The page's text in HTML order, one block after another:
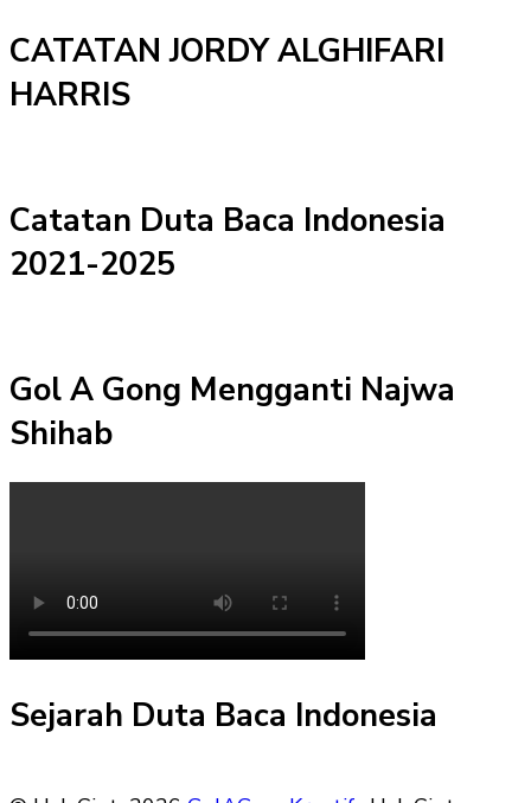
CATATAN JORDY ALGHIFARI
HARRIS
Catatan Duta Baca Indonesia
2021-2025
Gol A Gong Mengganti Najwa
Shihab
Sejarah Duta Baca Indonesia